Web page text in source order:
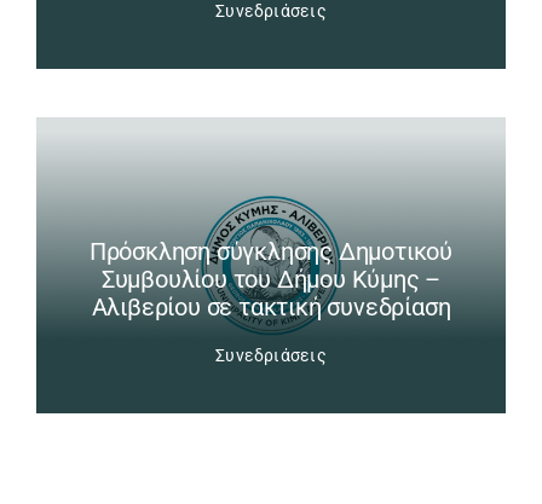
Συνεδριάσεις
Πρόσκληση σύγκλησης Δημοτικού
Συμβουλίου του Δήμου Κύμης –
Αλιβερίου σε τακτική συνεδρίαση
Συνεδριάσεις